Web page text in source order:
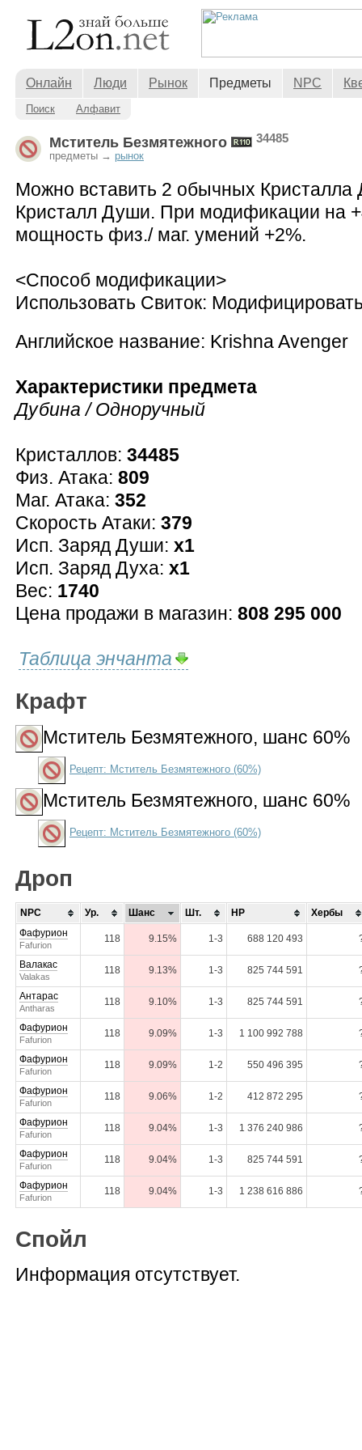
Онлайн Люди Рынок Предметы NPC
Поиск Алфавит
Мститель Безмятежного 34485
предметы → рынок
Можно вставить 2 обычных
Кристалл Души. При модификации на
мощность физ./ маг. умений +2%.
<Способ модификации>
Использовать Свиток:
Английское название: Krishna Avenger
Характеристики предмета
Дубина / Одноручный
Кристаллов: 34485
Физ. Атака: 809
Маг. Атака: 352
Скорость Атаки: 379
Исп. Заряд Души: x1
Исп. Заряд Духа: x1
Вес: 1740
Цена продажи в магазин: 808 295 000
Таблица энчанта
Крафт
Мститель Безмятежного, шанс 60%
Рецепт: Мститель Безмятежного (60%)
Мститель Безмятежного, шанс 60%
Рецепт: Мститель Безмятежного (60%)
Дроп
NPC Ур. Шанс Шт. HP
Хербы
Фафурион
Fafurion
118 9.15% 1-3 688 120 493
Валакас
Valakas
118 9.13% 1-3 825 744 591
Антарас
Antharas
118 9.10% 1-3 825 744 591
Фафурион
Fafurion
118 9.09% 1-3 1 100 992 788
Фафурион
Fafurion
118 9.09% 1-2 550 496 395
Фафурион
Fafurion
118 9.06% 1-2 412 872 295
Фафурион
Fafurion
118 9.04% 1-3 1 376 240 986
Фафурион
Fafurion
118 9.04% 1-3 825 744 591
Фафурион
Fafurion
118 9.04% 1-3 1 238 616 886
Спойл
Информация отсутствует.